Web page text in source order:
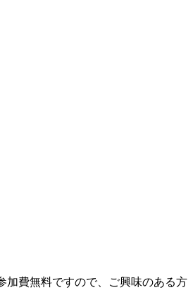
加費無料ですので、ご興味のある方